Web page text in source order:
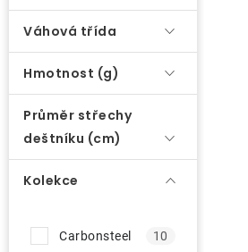
O nás
Kontakty
Váhová třída
Hmotnost (g)
Průměr střechy
deštníku (cm)
Kolekce
Carbonsteel 10